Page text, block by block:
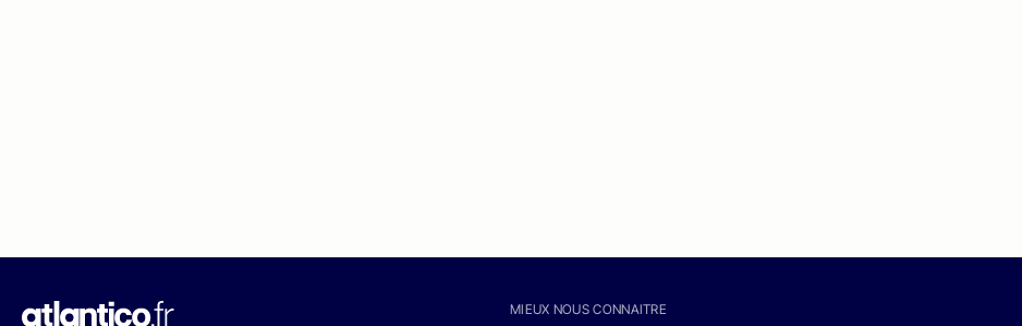
MIEUX NOUS CONNAITRE